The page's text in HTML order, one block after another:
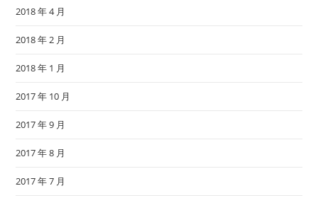
2018 年 4 月
2018 年 2 月
2018 年 1 月
2017 年 10 月
2017 年 9 月
2017 年 8 月
2017 年 7 月